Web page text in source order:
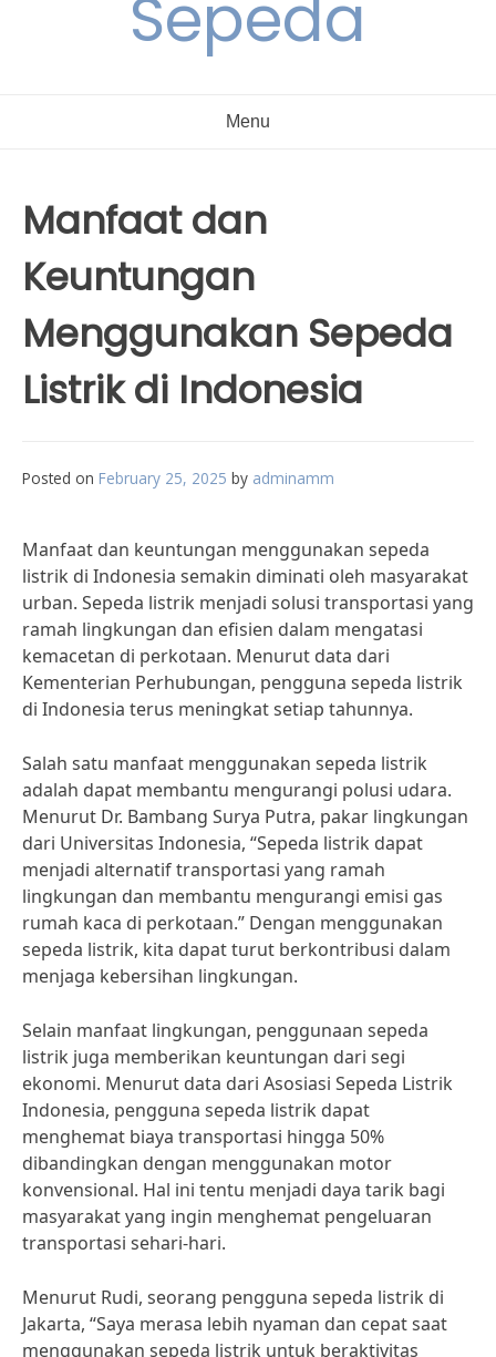
Sepeda
Menu
Manfaat dan
Keuntungan
Menggunakan Sepeda
Listrik di Indonesia
Posted on February 25, 2025 by adminamm
Manfaat dan keuntungan menggunakan sepeda
listrik di Indonesia semakin diminati oleh masyarakat
urban. Sepeda listrik menjadi solusi transportasi yang
ramah lingkungan dan efisien dalam mengatasi
kemacetan di perkotaan. Menurut data dari
Kementerian Perhubungan, pengguna sepeda listrik
di Indonesia terus meningkat setiap tahunnya.
Salah satu manfaat menggunakan sepeda listrik
adalah dapat membantu mengurangi polusi udara.
Menurut Dr. Bambang Surya Putra, pakar lingkungan
dari Universitas Indonesia, “Sepeda listrik dapat
menjadi alternatif transportasi yang ramah
lingkungan dan membantu mengurangi emisi gas
rumah kaca di perkotaan.” Dengan menggunakan
sepeda listrik, kita dapat turut berkontribusi dalam
menjaga kebersihan lingkungan.
Selain manfaat lingkungan, penggunaan sepeda
listrik juga memberikan keuntungan dari segi
ekonomi. Menurut data dari Asosiasi Sepeda Listrik
Indonesia, pengguna sepeda listrik dapat
menghemat biaya transportasi hingga 50%
dibandingkan dengan menggunakan motor
konvensional. Hal ini tentu menjadi daya tarik bagi
masyarakat yang ingin menghemat pengeluaran
transportasi sehari-hari.
Menurut Rudi, seorang pengguna sepeda listrik di
Jakarta, “Saya merasa lebih nyaman dan cepat saat
menggunakan sepeda listrik untuk beraktivitas